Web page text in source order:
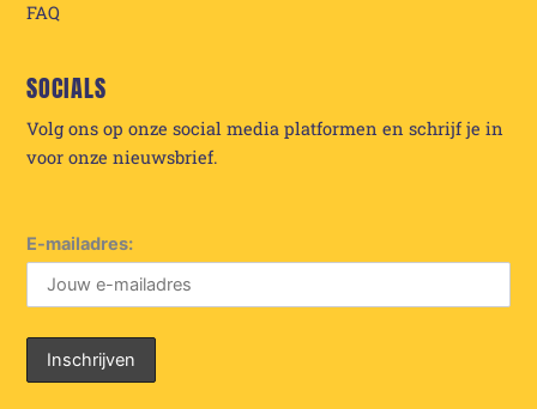
FAQ
SOCIALS
Volg ons op onze social media platformen en schrijf je in
voor onze nieuwsbrief.
E-mailadres: